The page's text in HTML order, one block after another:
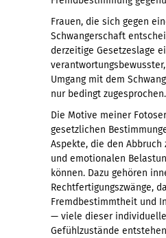
Frauen, die sich gegen
Schwangerschaft
derzeitige Gesetzeslage
Umgang mit dem
nur bedingt zugesprochen.
Die Motive meiner
gesetzlichen
Aspekte, die den
und emotionalen
können. Dazu gehören
Rechtfertigungszwänge,
Fremdbestimmtheit und
— viele dieser
Gefühlzustände